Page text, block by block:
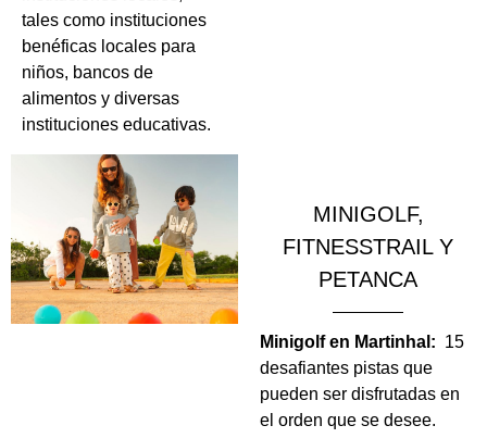
tales como instituciones
benéficas locales para
niños, bancos de
alimentos y diversas
instituciones educativas.
MINIGOLF,
FITNESSTRAIL Y
PETANCA
Minigolf en Martinhal: 15
desafiantes pistas que
pueden ser disfrutadas en
el orden que se desee.